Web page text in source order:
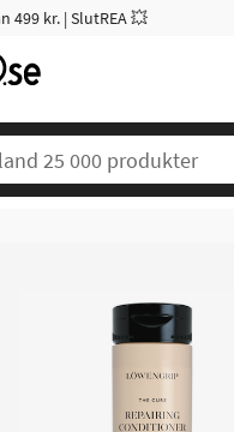
499 kr. | SlutREA 💥